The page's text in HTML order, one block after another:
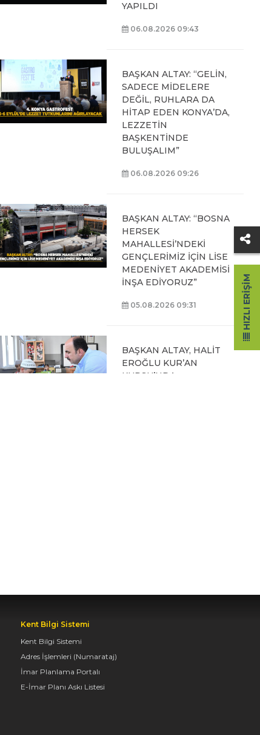
YAPILDI
06.08.2026 09:43
BAŞKAN ALTAY: “GELİN,
SADECE MİDELERE
DEĞİL, RUHLARA DA
HİTAP EDEN KONYA’DA,
LEZZETİN
BAŞKENTİNDE
BULUŞALIM”
06.08.2026 09:26
BAŞKAN ALTAY: “BOSNA
HERSEK
MAHALLESİ’NDEKİ
GENÇLERİMİZ İÇİN LİSE
MEDENİYET AKADEMİSİ
İNŞA EDİYORUZ”
05.08.2026 09:31
BAŞKAN ALTAY, HALİT
EROĞLU KUR’AN
KURSU’NDA
Kent Bilgi Sistemi
Kent Bilgi Sistemi
Adres İşlemleri (Numarataj)
İmar Planlama Portalı
E-İmar Planı Askı Listesi
HIZLI ERIŞIM